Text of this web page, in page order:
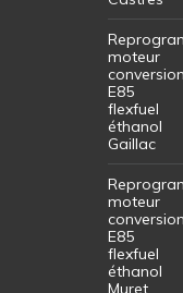
moteur
conversion
E85
flexfuel
éthanol
Gaillac
moteur
conversion
E85
flexfuel
éthanol
Muret